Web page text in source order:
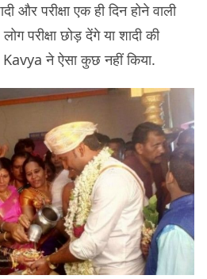
और परीक्षा एक ही दिन होने वाली
परीक्षा छोड़ देंगे या शादी की
ने ऐसा कुछ नहीं किया.